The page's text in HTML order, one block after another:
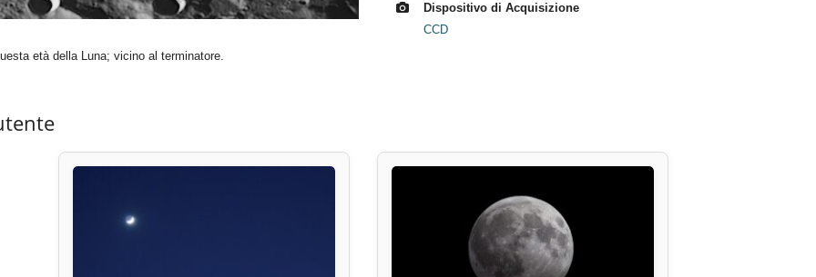
età della Luna; vicino al terminatore.
Dispositivo di Acquisizione
CCD